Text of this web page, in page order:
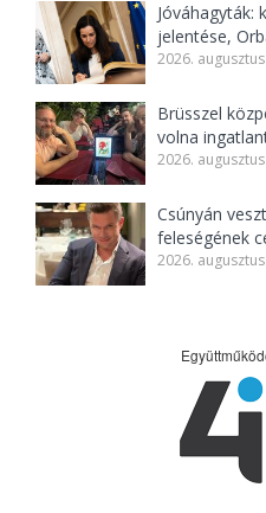
Jóváhagyták:
jelentése,
2026.
Brüsszel
volna
2026.
Csúnyán
feleségének
2026.